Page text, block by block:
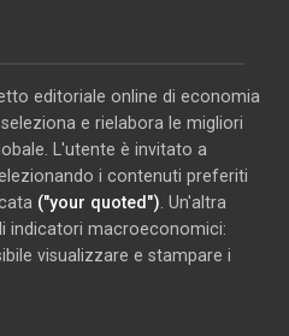
editoriale online di economia
e rielabora le migliori
L'utente è invitato a
i contenuti preferiti
("your quoted") . Un'altra
indicatori macroeconomici:
visualizzare e stampare i